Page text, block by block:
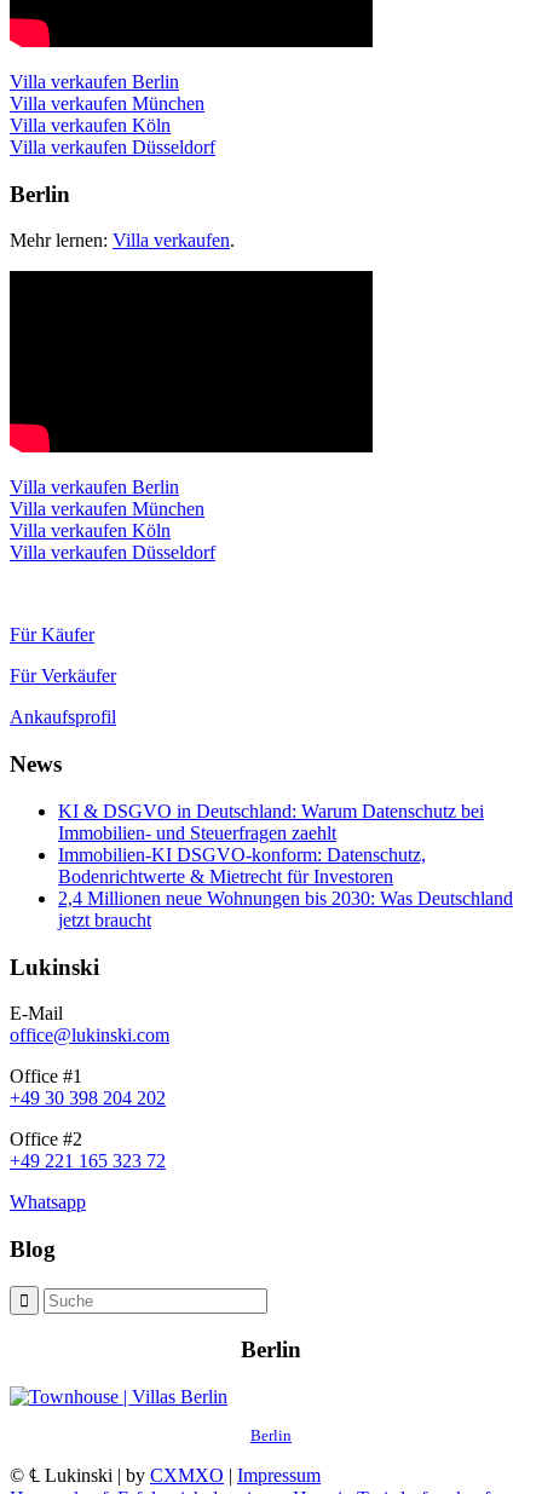
Villa verkaufen Berlin
Villa verkaufen München
Villa verkaufen Köln
Villa verkaufen Düsseldorf
Berlin
Mehr lernen: Villa verkaufen.
Villa verkaufen Berlin
Villa verkaufen München
Villa verkaufen Köln
Villa verkaufen Düsseldorf
Für Käufer
Für Verkäufer
Ankaufsprofil
News
KI & DSGVO in Deutschland: Warum Datenschutz bei
Immobilien- und Steuerfragen zaehlt
Immobilien-KI DSGVO-konform: Datenschutz,
Bodenrichtwerte & Mietrecht für Investoren
2,4 Millionen neue Wohnungen bis 2030: Was Deutschland
jetzt braucht
Lukinski
E-Mail
office@lukinski.com
Office #1
+49 30 398 204 202
Office #2
+49 221 165 323 72
Whatsapp
Blog
Berlin
Berlin
© ℄ Lukinski | by CXMXO | Impressum